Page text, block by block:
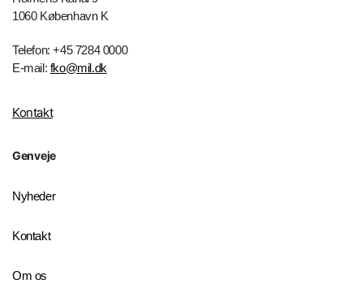
1060 København K
Telefon: +45 7284 0000
E-mail: fko@mil.dk
Kontakt
Genveje
Nyheder
Kontakt
Om os